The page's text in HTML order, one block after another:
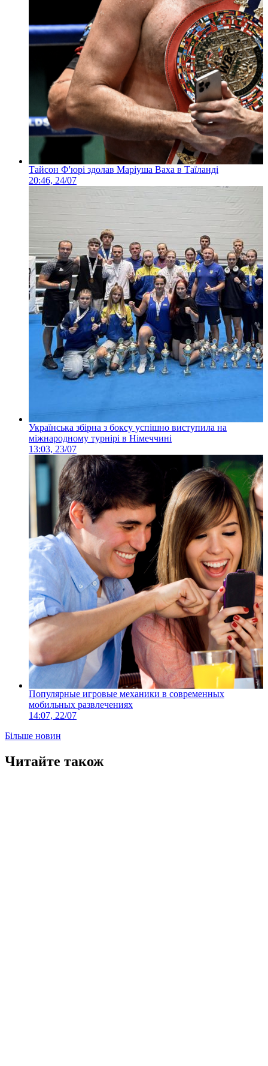
Тайсон Ф'юрі здолав Маріуша Ваха в Таїланді
20:46, 24/07
Українська збірна з боксу успішно виступила на
міжнародному турнірі в Німеччині
13:03, 23/07
Популярные игровые механики в современных
мобильных развлечениях
14:07, 22/07
Більше новин
Читайте також